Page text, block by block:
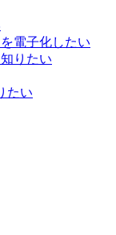
電子化したい
りたい
たい